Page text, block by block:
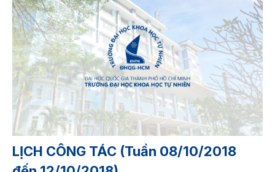
LỊCH CÔNG TÁC (Tuần 08/10/2018